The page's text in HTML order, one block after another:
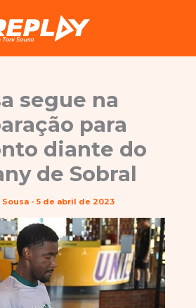
segue na
para
diante do
de Sobral
Sousa - 5 de abril de 2023